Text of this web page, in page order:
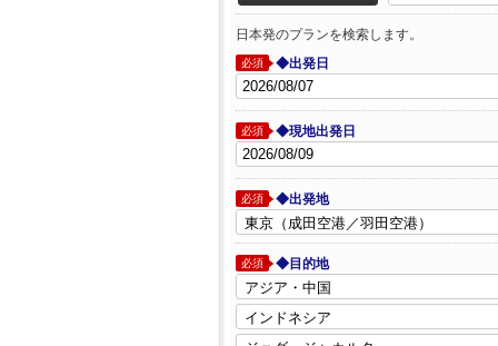
日本発のプランを検索します。
必須 ◆出発日
必須 ◆現地出発日
必須 ◆出発地
必須 ◆目的地